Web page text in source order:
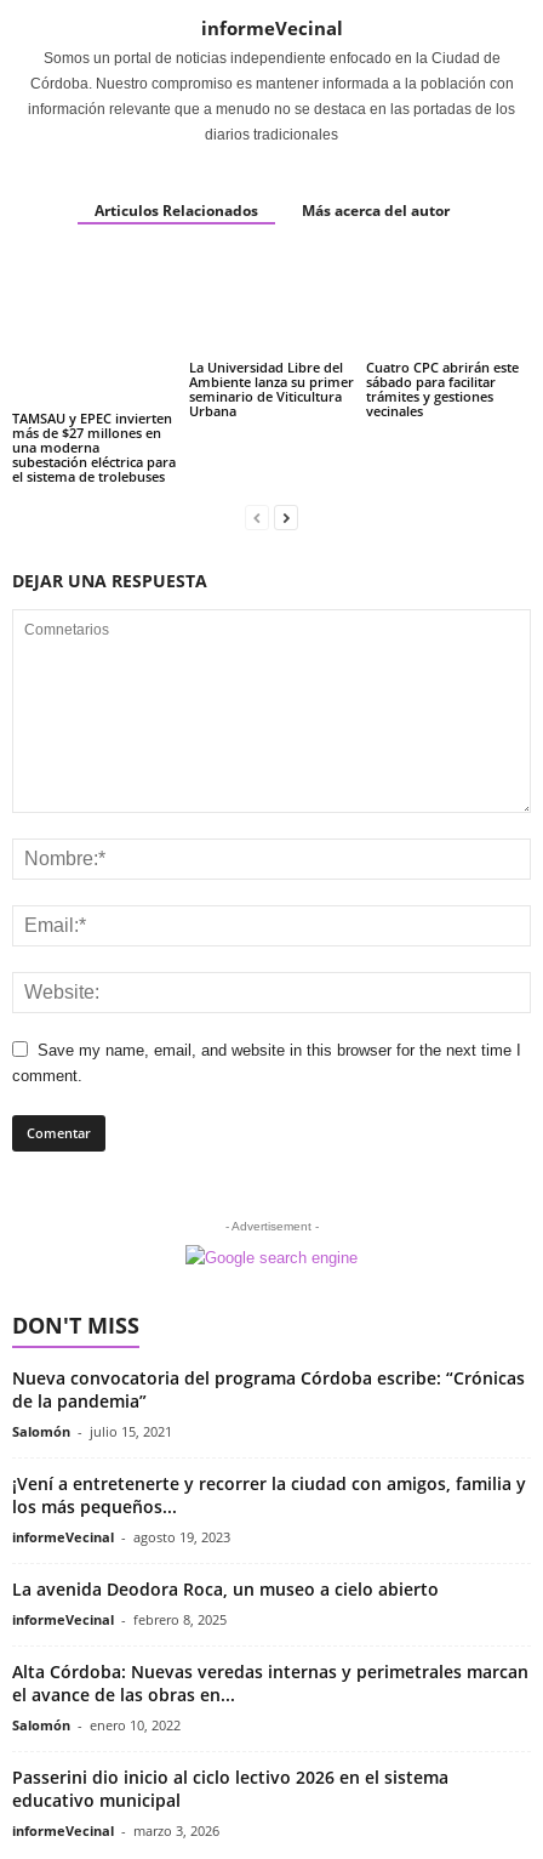
informeVecinal
Somos un portal de noticias independiente enfocado en la Ciudad de
Córdoba. Nuestro compromiso es mantener informada a la población con
información relevante que a menudo no se destaca en las portadas de los
diarios tradicionales
Articulos Relacionados Más acerca del autor
TAMSAU y EPEC invierten
más de $27 millones en
una moderna
subestación eléctrica para
el sistema de trolebuses
La Universidad Libre del
Ambiente lanza su primer
seminario de Viticultura
Urbana
Cuatro CPC abrirán este
sábado para facilitar
trámites y gestiones
vecinales
DEJAR UNA RESPUESTA
Save my name, email, and website in this browser for the next time I
comment.
- Advertisement -
DON'T MISS
Nueva convocatoria del programa Córdoba escribe: “Crónicas
de la pandemia”
Salomón - julio 15, 2021
¡Vení a entretenerte y recorrer la ciudad con amigos, familia y
los más pequeños...
informeVecinal - agosto 19, 2023
La avenida Deodora Roca, un museo a cielo abierto
informeVecinal - febrero 8, 2025
Alta Córdoba: Nuevas veredas internas y perimetrales marcan
el avance de las obras en...
Salomón - enero 10, 2022
Passerini dio inicio al ciclo lectivo 2026 en el sistema
educativo municipal
informeVecinal - marzo 3, 2026